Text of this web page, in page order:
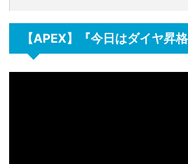
【APEX】『今日はダイヤ昇格